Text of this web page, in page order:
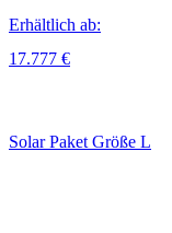
Erhältlich ab:
17.777 €
Solar Paket Größe L